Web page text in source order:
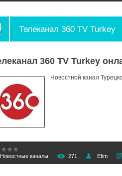
Телеканал 360 TV Turkey
360 TV Turkey
Новостной канал
Новостные каналы 271 Efim